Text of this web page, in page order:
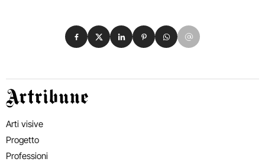
Condividi su Facebook
Condividi su X
Condividi su LinkedIn
Condividi su Pinterest
Condividi su WhatsApp
Condividi su Email
Artribune
Arti visive
Progetto
Professioni